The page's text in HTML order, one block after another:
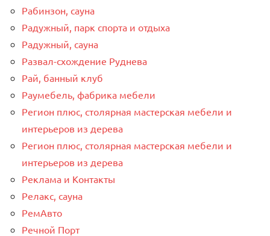
Рабинзон, сауна
Радужный, парк спорта и отдыха
Радужный, сауна
Развал-схождение Руднева
Рай, банный клуб
Раумебель, фабрика мебели
Регион плюс, столярная мастерская мебели и
интерьеров из дерева
Регион плюс, столярная мастерская мебели и
интерьеров из дерева
Реклама и Контакты
Релакс, сауна
РемАвто
Речной Порт